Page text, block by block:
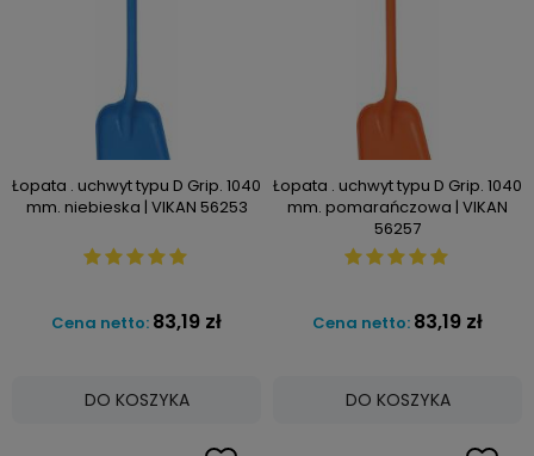
Łopata . uchwyt typu D Grip. 1040
mm. niebieska | VIKAN 56253
Cena netto: 83,19 zł
DO KOSZYKA
Łopata . uchwyt typu D Grip. 1040
mm. pomarańczowa | VIKAN
56257
Cena netto: 83,19 zł
DO KOSZYKA